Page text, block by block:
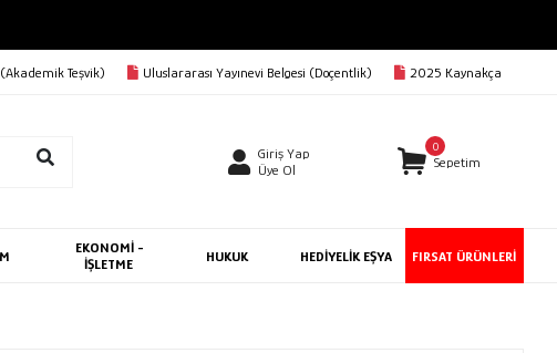
Teşvik) Uluslararası Yayınevi Belgesi (Doçentlik) 2025 Kaynakça
Giriş Yap
Üye Ol
0
Sepetim
EKONOMİ -
İŞLETME
HUKUK HEDİYELİK EŞYA FIRSAT ÜRÜNLERİ